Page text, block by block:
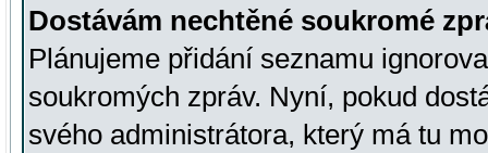
Dostávám nechtěné soukromé
Plánujeme přidání seznamu
soukromých zpráv. Nyní, pokud
svého administrátora, který má tu